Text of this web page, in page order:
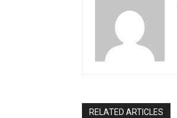
RELATED ARTICLES